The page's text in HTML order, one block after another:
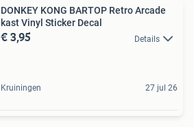
DONKEY KONG BARTOP Retro Arcade
kast Vinyl Sticker Decal
€ 3,95 Details
Kruiningen 27 jul 26